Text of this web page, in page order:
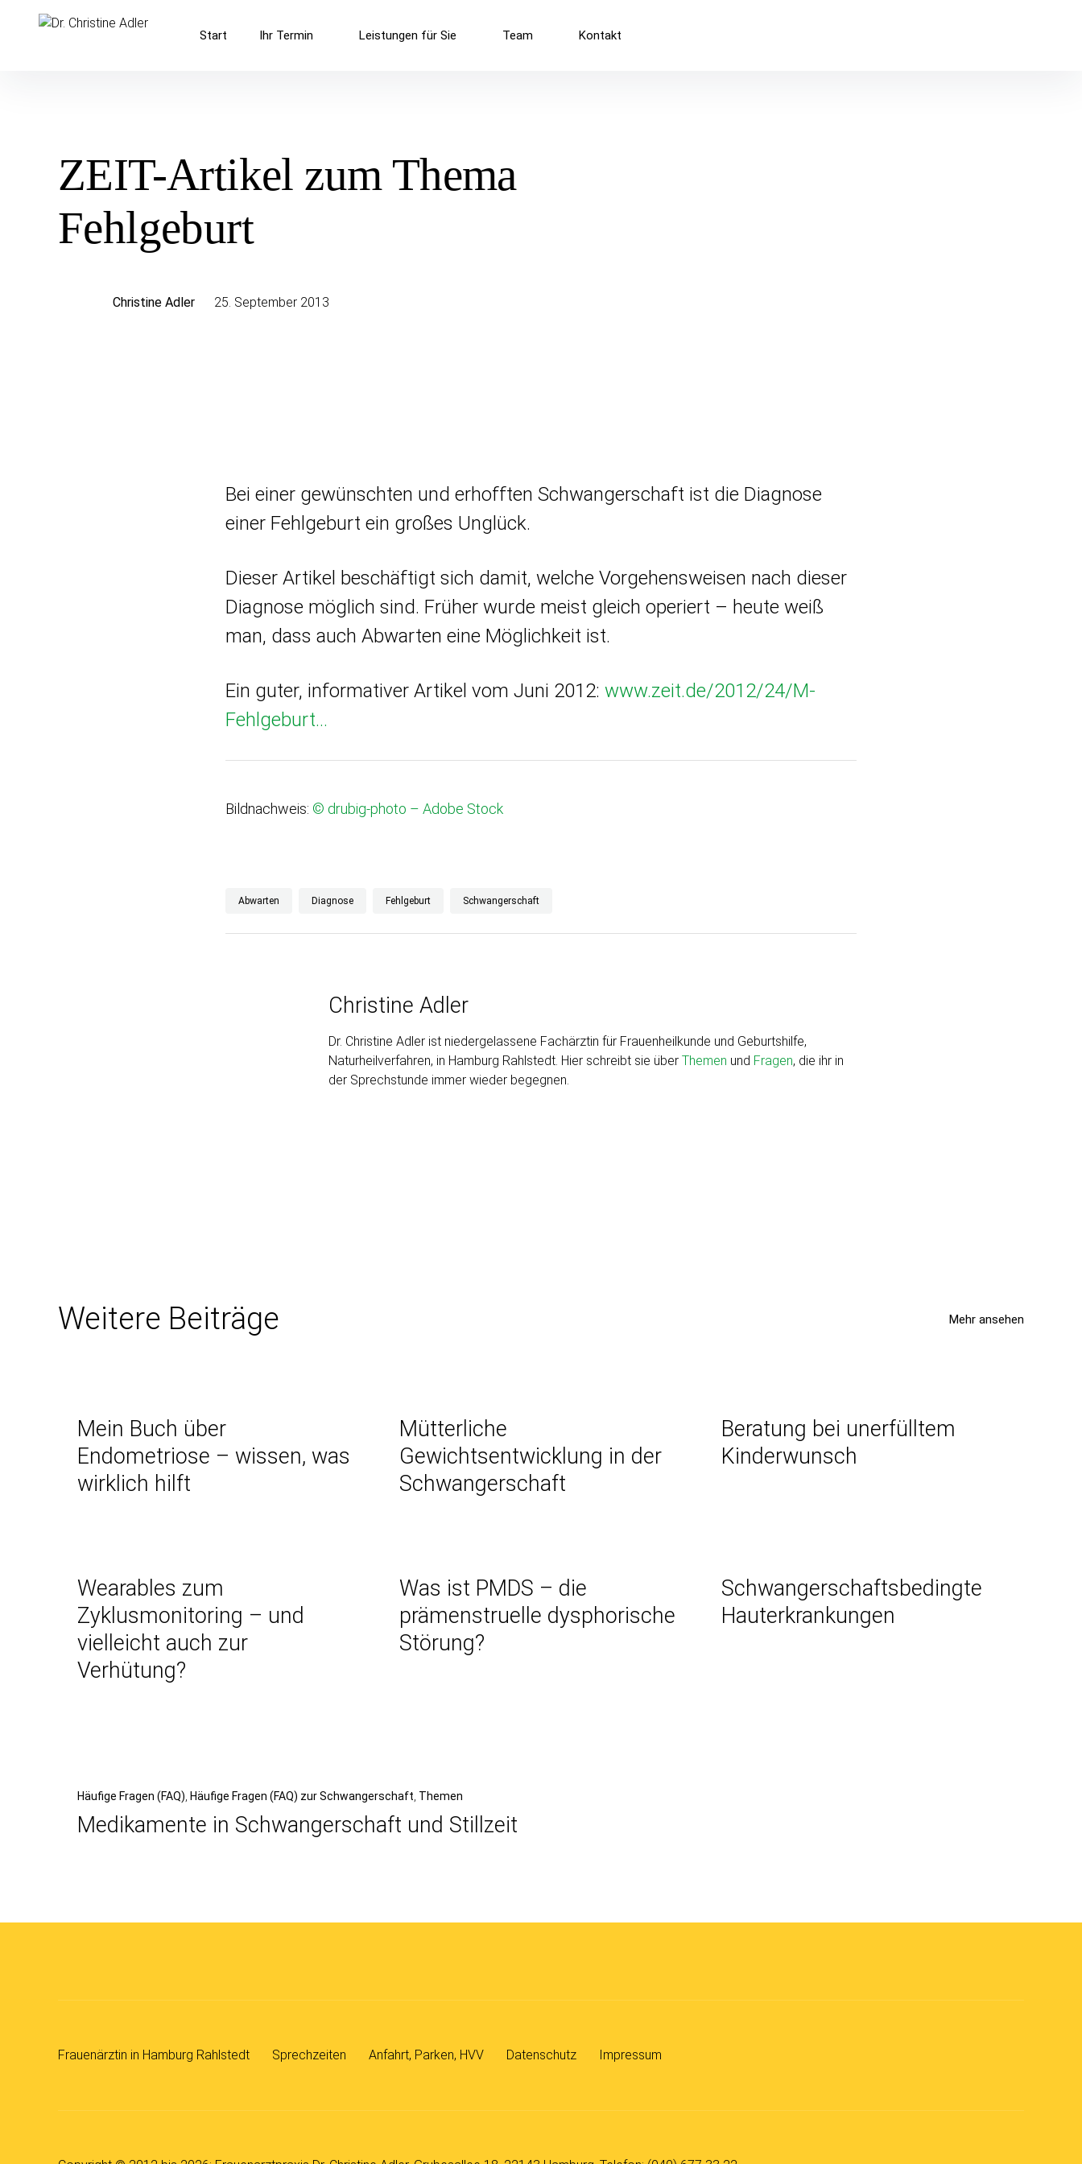
überspringen
Dr. Christine Adler
Frauenarztpraxis in Hamburg-Rahlstedt
Start Ihr Termin Leistungen für Sie Team Kontakt
ZEIT-Artikel zum Thema
Fehlgeburt
Christine Adler 25. September 2013
Bei einer gewünschten und erhofften Schwangerschaft ist die Diagnose
einer Fehlgeburt ein großes Unglück.
Dieser Artikel beschäftigt sich damit, welche Vorgehensweisen nach dieser
Diagnose möglich sind. Früher wurde meist gleich operiert – heute weiß
man, dass auch Abwarten eine Möglichkeit ist.
Ein guter, informativer Artikel vom Juni 2012: www.zeit.de/2012/24/M-
Fehlgeburt…
Bildnachweis: © drubig-photo – Adobe Stock
Abwarten Diagnose Fehlgeburt Schwangerschaft
Christine Adler
Dr. Christine Adler ist niedergelassene Fachärztin für Frauenheilkunde und Geburtshilfe,
Naturheilverfahren, in Hamburg Rahlstedt. Hier schreibt sie über Themen und Fragen, die ihr in
der Sprechstunde immer wieder begegnen.
Weitere Beiträge Mehr ansehen
Mein Buch über
Endometriose – wissen, was
wirklich hilft
Mütterliche
Gewichtsentwicklung in der
Schwangerschaft
Beratung bei unerfülltem
Kinderwunsch
Wearables zum
Zyklusmonitoring – und
vielleicht auch zur
Verhütung?
Was ist PMDS – die
prämenstruelle dysphorische
Störung?
Schwangerschaftsbedingte
Hauterkrankungen
Nächster
Beitrag
Häufige Fragen (FAQ) Häufige Fragen (FAQ) zur Schwangerschaft Themen
Medikamente in Schwanger­schaft und Stillzeit
Frauenärztin in Hamburg Rahlstedt Sprechzeiten Anfahrt, Parken, HVV Datenschutz Impressum